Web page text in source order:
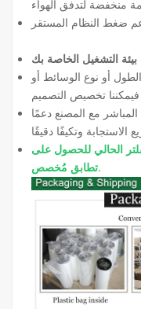
أو نوع الوسائط أو
مع المصنع دعمًا
الحالي للحصول على
تطابق مُخصص.